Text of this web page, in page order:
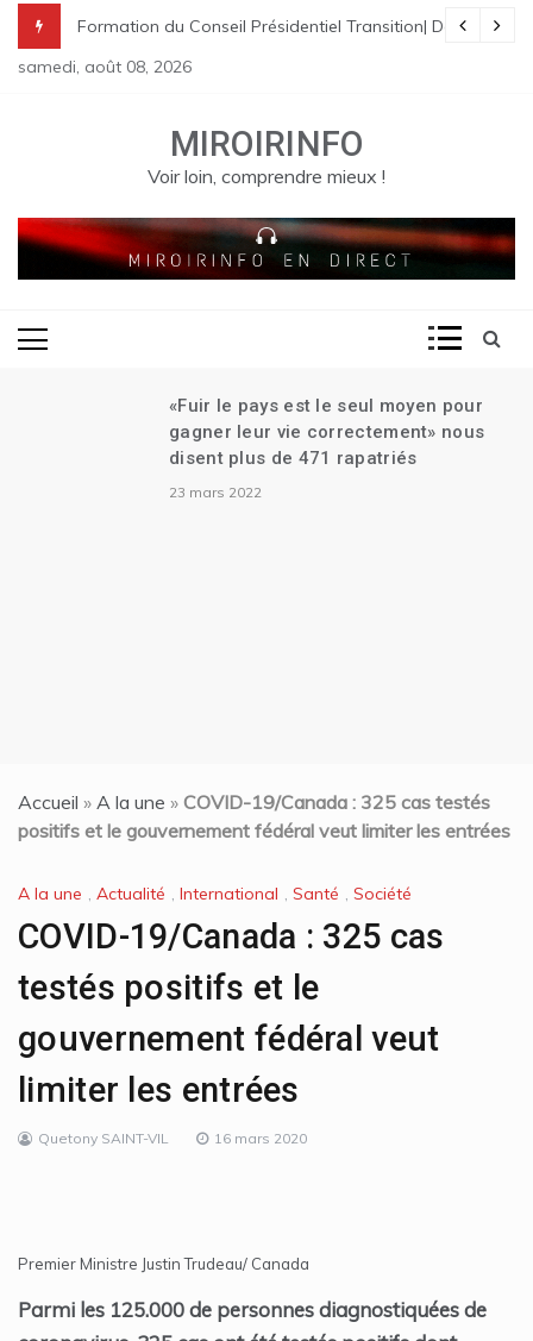
content
à St Raphael | Le premier Garry Conille rencontre les
pénale en Haïti
Transition| Ariel Henry remet sa démission| Le Canada se
Formation du Conseil Présidentiel Transition|
samedi, août 08, 2026
MIROIRINFO
Voir loin, comprendre mieux !
«Fuir le pays est le seul moyen pour
gagner leur vie correctement» nous
disent plus de 471 rapatriés
23 mars 2022
Accueil » A la une » COVID-19/Canada : 325 cas testés
positifs et le gouvernement fédéral veut limiter les entrées
A la une , Actualité , International , Santé , Société
COVID-19/Canada : 325 cas
testés positifs et le
gouvernement fédéral veut
limiter les entrées
Quetony SAINT-VIL 16 mars 2020
Premier Ministre Justin Trudeau/ Canada
Parmi les 125.000 de personnes diagnostiquées de